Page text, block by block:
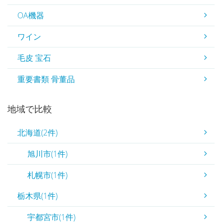
OA機器
ワイン
毛皮 宝石
重要書類 骨董品
地域で比較
北海道(2件)
旭川市(1件)
札幌市(1件)
栃木県(1件)
宇都宮市(1件)